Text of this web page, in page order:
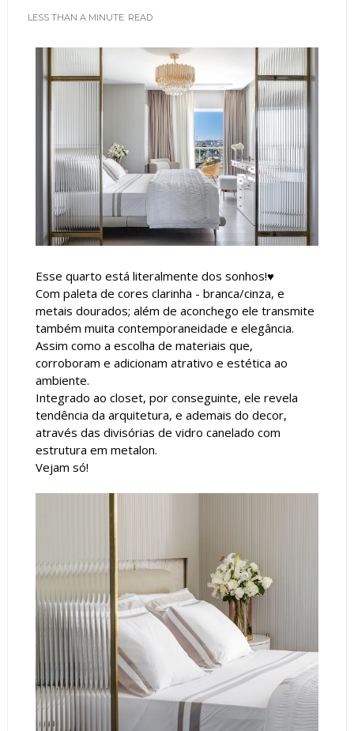
LESS THAN A MINUTE READ
Esse quarto está literalmente dos sonhos!♥
Com paleta de cores clarinha - branca/cinza, e
metais dourados; além de aconchego ele transmite
também muita contemporaneidade e elegância.
Assim como a escolha de materiais que,
corroboram e adicionam atrativo e estética ao
ambiente.
Integrado ao closet, por conseguinte, ele revela
tendência da arquitetura, e ademais do decor,
através das divisórias de vidro canelado com
estrutura em metalon.
Vejam só!